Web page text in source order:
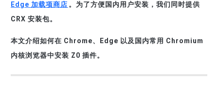
Edge 加载项商店 。为了方便国内用户安装，我们同时提供
CRX 安装包。
本文介绍如何在 Chrome、Edge 以及国内常用 Chromium
内核浏览器中安装 Z0 插件。